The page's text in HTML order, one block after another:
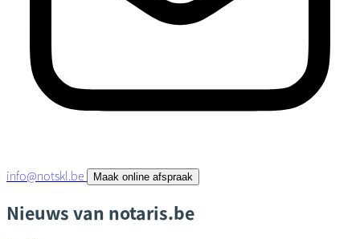
info@notskl.be Maak online afspraak
Nieuws van notaris.be